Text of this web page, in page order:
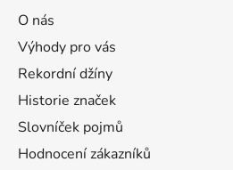
O nás
Výhody pro vás
Rekordní džíny
Historie značek
Slovníček pojmů
Hodnocení zákazníků